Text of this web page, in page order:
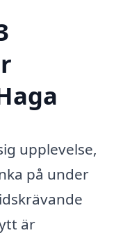
upplevelse,
på under
är